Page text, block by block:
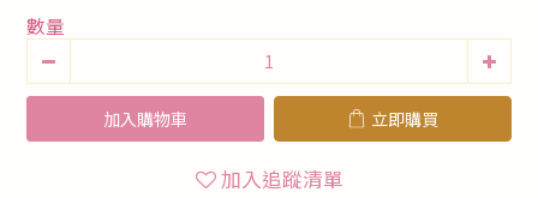
數量
加入購物車 立即購買
加入追蹤清單